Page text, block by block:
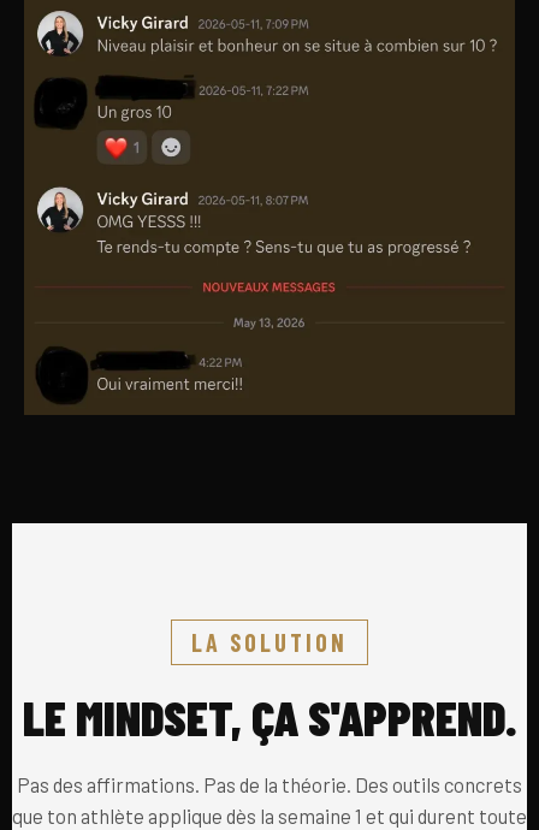
LA SOLUTION
LE MINDSET, ÇA S'APPREND.
Pas des affirmations. Pas de la théorie. Des outils concrets
que ton athlète applique dès la semaine 1 et qui durent toute